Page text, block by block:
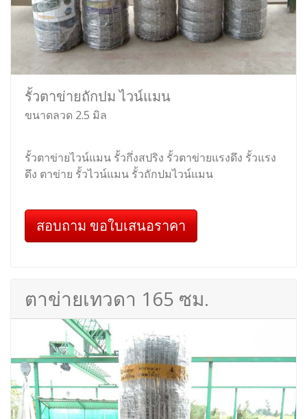
รั้วตาข่ายถักปม ไวน์แมน
ขนาดลวด 2.5 มิล
รั้วตาข่ายไวน์แมน รั้วกึ่งสปริง รั้วตาข่ายแรงดึง รั้วแรง
ดึง ตาข่าย รั้วไวน์แมน รั้วถักปมไวน์แมน
สอบถาม ขอใบเสนอราคา
ตาข่ายเทวดา 165 ซม.